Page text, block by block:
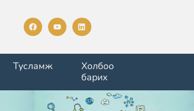
Тусламж
Холбоо
барих